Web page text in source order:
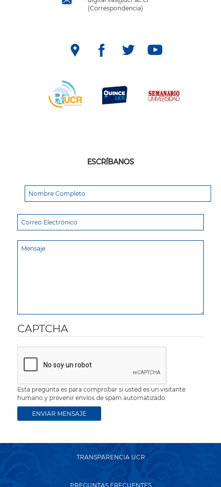
(Correspondencia)
ESCRÍBANOS
CAPTCHA
Esta pregunta es para comprobar si usted es un visitante
humano y prevenir envíos de spam automatizado.
TRANSPARENCIA UCR
PREGUNTAS FRECUENTES